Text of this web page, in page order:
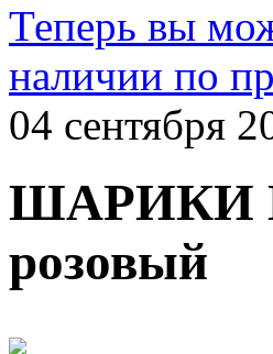
Теперь вы
наличии по
04 сентября
ШАРИКИ
розовый